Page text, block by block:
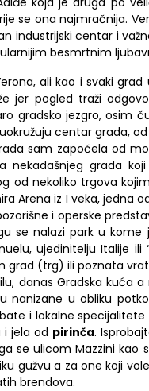
se ona najmračnija.
industrijski centar i
besmrtnim
ali kao i svaki grad
jer pogled traži
gradsko jezgro,osim
u centar grada,
sam započela od
nekadašnjeg grada koji
od nekoliko trgova
Arena iz I veka, jedna
i operske
se nalazi park u kome
ujedinitelju Italije ili
grad (trg) ili poznata
danas Gradska kuća
nanizane u obliku
i lokalne specijalitete
i jela od pirinča.
se ulicomMazzini kao
gužvu a za one koji
brendova.